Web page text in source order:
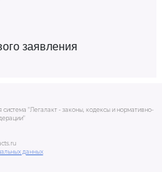
заявления
"Легалакт - законы, кодексы и нормативно-
данных